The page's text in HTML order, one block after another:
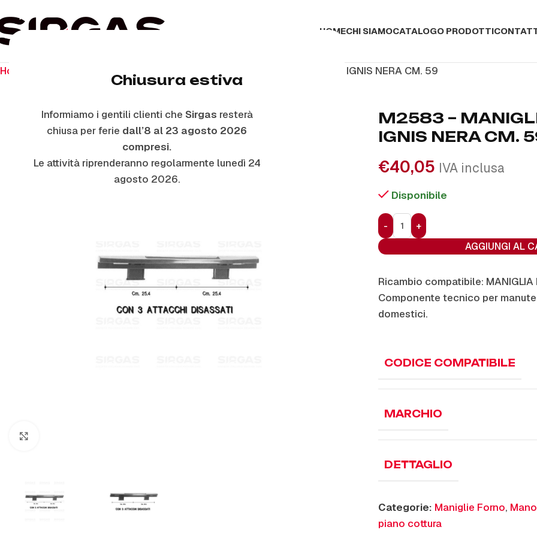
Chiusura estiva
Informiamo i gentili clienti che Sirgas resterà
chiusa per ferie dall’8 al 23 agosto 2026
compresi.
Le attività riprenderanno regolarmente lunedì 24
agosto 2026.
HOMECHI SIAMOCATALOGO PRODOTTI
Home M2583 – MANIGLIA FORNO X IGNIS NERA CM. 59
M2583 –
IGNIS NERA CM.
€40,05 IVA inclusa
Disponibile
AGGIUNGI AL
Ricambio compatibile: MANIGLIA
Componente tecnico per
domestici.
CODICE COMPATIBILE
MARCHIO
DETTAGLIO
Categorie: Maniglie Forno,
piano cottura